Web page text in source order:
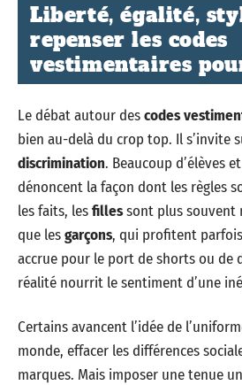
Liberté, égalité,
repenser les codes
vestimentaires
Le débat autour descodes
bien au-delà du crop top. Il s’invite
discrimination. Beaucoup d’élèves
dénoncent la façon dont les règles
les faits, lesfillessont plus souvent
que lesgarçons, qui profitent
accrue pour le port de shorts ou de
réalité nourrit le sentiment d’une
Certains avancent l’idée de
monde, effacer les différences
marques. Mais imposer une tenue